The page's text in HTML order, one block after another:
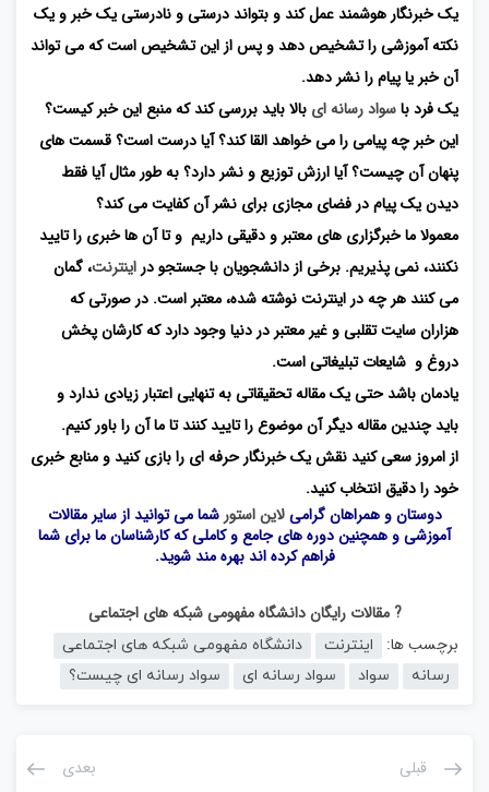
یک خبرنگار هوشمند عمل کند و بتواند درستی و نادرستی یک خبر و یک
نکته آموزشی را تشخیص دهد و پس از این تشخیص است که می تواند
آن خبر یا پیام را نشر دهد.
یک فرد باسواد رسانه ای بالا باید بررسی کند که منبع این خبر کیست؟
این خبر چه پیامی را می خواهد القا کند؟ آیا درست است؟ قسمت های
پنهان آن چیست؟ آیا ارزش توزیع و نشر دارد؟ به طور مثال آیا فقط
دیدن یک پیام در فضای مجازی برای نشر آن کفایت می کند؟
معمولا ما خبرگزاری های معتبر و دقیقی داریم و تا آن ها خبری را تایید
نکنند، نمی پذیریم. برخی از دانشجویان با جستجو در اینترنت، گمان
می کنند هر چه در اینترنت نوشته شده، معتبر است. در صورتی که
هزاران سایت تقلبی و غیر معتبر در دنیا وجود دارد که کارشان پخش
دروغ و شایعات تبلیغاتی است.
یادمان باشد حتی یک مقاله تحقیقاتی به تنهایی اعتبار زیادی ندارد و
باید چندین مقاله دیگر آن موضوع را تایید کنند تا ما آن را باور کنیم.
از امروز سعی کنید نقش یک خبرنگار حرفه ای را بازی کنید و منابع خبری
خود را دقیق انتخاب کنید.
دوستان و همراهان گرامیلاین استور شما می توانید از سایر مقالات
آموزشی و همچنین دوره های جامع و کاملی که کارشناسان ما برای شما
فراهم کرده اند بهره مند شوید.
? مقالات رایگان دانشگاه مفهومی شبکه های اجتماعی
برچسب ها:
اینترنت
دانشگاه مفهومی شبکه های اجتماعی
رسانه
سواد سواد رسانه ای سواد رسانه ای چیست؟
قبلی بعدی